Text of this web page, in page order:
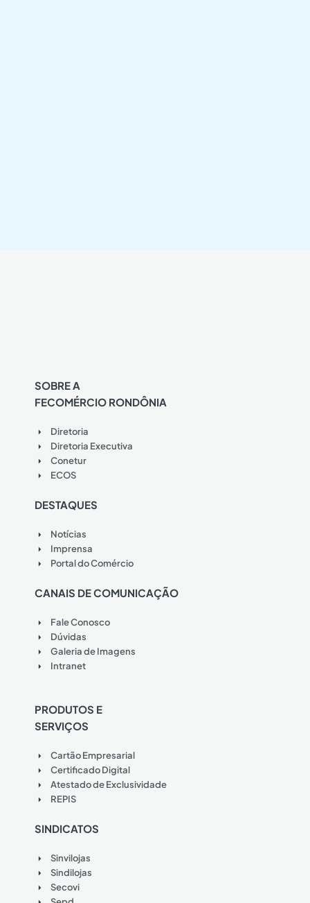
SOBRE A
FECOMÉRCIO RONDÔNIA
Diretoria
Diretoria Executiva
Conetur
ECOS
DESTAQUES
Notícias
Imprensa
Portal do Comércio
CANAIS DE COMUNICAÇÃO
Fale Conosco
Dúvidas
Galeria de Imagens
Intranet
PRODUTOS E
SERVIÇOS
Cartão Empresarial
Certificado Digital
Atestado de Exclusividade
REPIS
SINDICATOS
Sinvilojas
Sindilojas
Secovi